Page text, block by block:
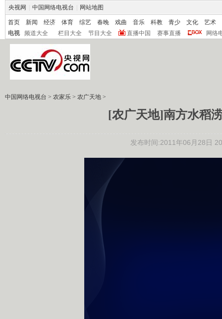
央视网 中国网络电视台 网站地图
首页 新闻 经济 体育 综艺 春晚 戏曲 音乐 科教 青少 文化
艺术
电视
频道大全 栏目大全 节目大全 直播中国 赛事直播 网络
中国网络电视台 > 农家乐 > 农广天地 >
[农广天地]南方水稻
发布时间:2011年06月28日